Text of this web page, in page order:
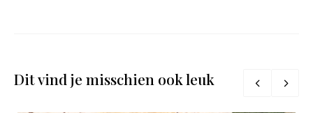
Dit vind je misschien ook leuk